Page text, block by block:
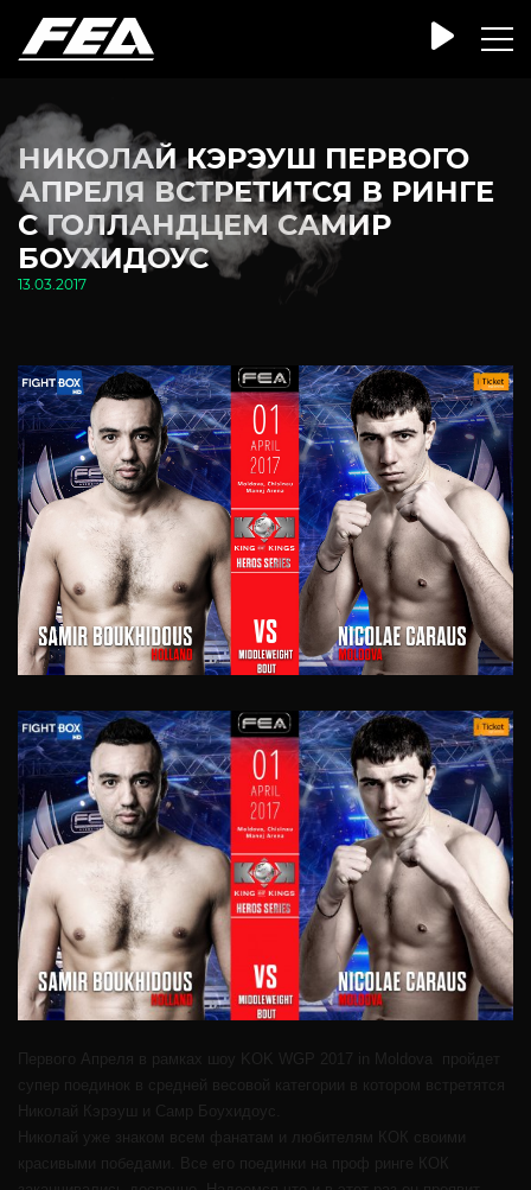
НИКОЛАЙ КЭРЭУШ ПЕРВОГО
АПРЕЛЯ ВСТРЕТИТСЯ В РИНГЕ
С ГОЛЛАНДЦЕМ САМИР
БОУХИДОУС
13.03.2017
Первого Апреля в рамках шоу KOK WGP 2017 in Moldova пройдет
супер поединок в средней весовой категории в котором встретятся
Николай Кэрэуш и Самр Боухидоус.
Николай уже знаком всем фанатам и любителям КОК своими
красивыми победами. Все его поединки на проф ринге КОК